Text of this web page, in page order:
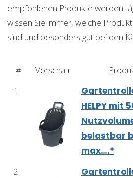
empfohlenen Produkte werden
wissen Sie immer, welche
sind und besonders gut bei den
# Vorschau
1
HELPY mit
belastbar
max….*
2